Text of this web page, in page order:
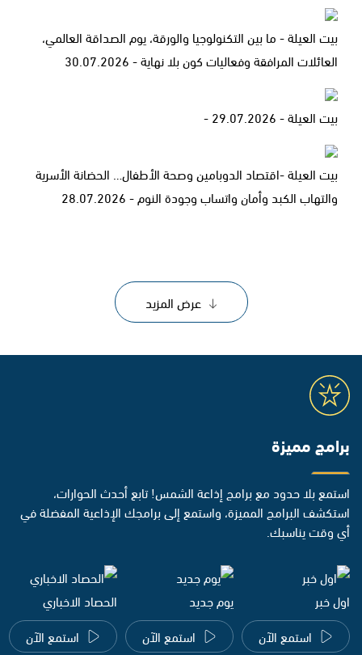
بيت العيلة - ما بين التكنولوجيا والورقة، يوم الصداقة العالمي،
العائلات المرافقة وفعاليات كون بلا نهاية - 30.07.2026
بيت العيلة - 29.07.2026 -
بيت العيلة -اقتصاد الدوبامين وصحة الأطفال… الحضانة الأسرية
والتهاب الكبد وأمان واتساب وجودة النوم - 28.07.2026
عرض المزيد
برامج مميزة
استمع بلا حدود مع برامج إذاعة الشمس! تابع أحدث الحوارات،
استكشف البرامج المميزة، واستمع إلى برامجك الإذاعية المفضلة في
أي وقت يناسبك.
اول خبر
استمع الآن
يوم جديد
استمع الآن
الحصاد الاخباري
استمع الآن